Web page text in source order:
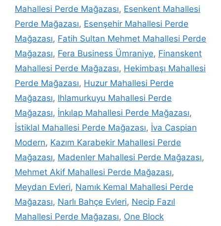
Mahallesi Perde Mağazası, Esenkent Mahallesi
Perde Mağazası, Esenşehir Mahallesi Perde
Mağazası, Fatih Sultan Mehmet Mahallesi Perde
Mağazası, Fera Business Ümraniye, Finanskent
Mahallesi Perde Mağazası, Hekimbaşı Mahallesi
Perde Mağazası, Huzur Mahallesi Perde
Mağazası, Ihlamurkuyu Mahallesi Perde
Mağazası, İnkılap Mahallesi Perde Mağazası,
İstiklal Mahallesi Perde Mağazası, İva Caspian
Modern, Kazım Karabekir Mahallesi Perde
Mağazası, Madenler Mahallesi Perde Mağazası,
Mehmet Akif Mahallesi Perde Mağazası,
Meydan Evleri, Namık Kemal Mahallesi Perde
Mağazası, Narlı Bahçe Evleri, Necip Fazıl
Mahallesi Perde Mağazası, One Block